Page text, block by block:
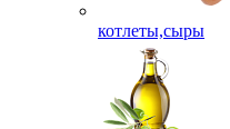
котлеты,сыры